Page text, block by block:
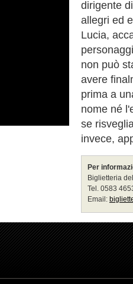
dirigente
allegri ed
Lucia,
non può
avere
prima a
nome né
se
invece,
Per
Biglietteria
Tel. 0583
Email: